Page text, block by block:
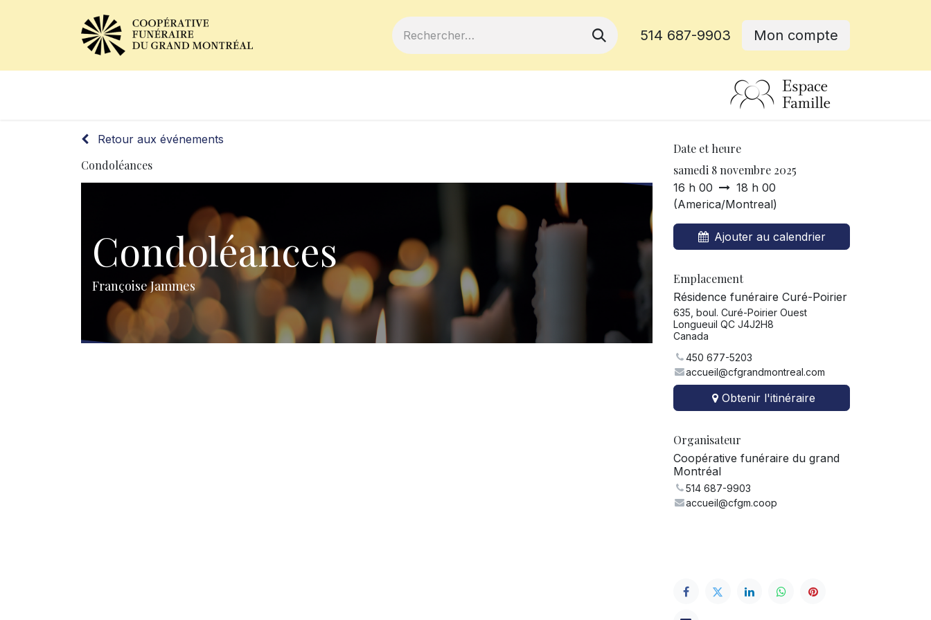
514 687-9903 Mon compte
Retour aux événements
Condoléances
Condoléances
Françoise Jammes
Date et heure
samedi 8 novembre 2025
16 h 00
18 h 00
(America/Montreal)
Ajouter au calendrier
Emplacement
Résidence funéraire Curé-Poirier
635, boul. Curé-Poirier Ouest
Longueuil QC J4J2H8
Canada
450 677-5203
accueil@cfgrandmontreal.com
Obtenir l'itinéraire
Organisateur
Coopérative funéraire du grand
Montréal
514 687-9903
accueil@cfgm.coop